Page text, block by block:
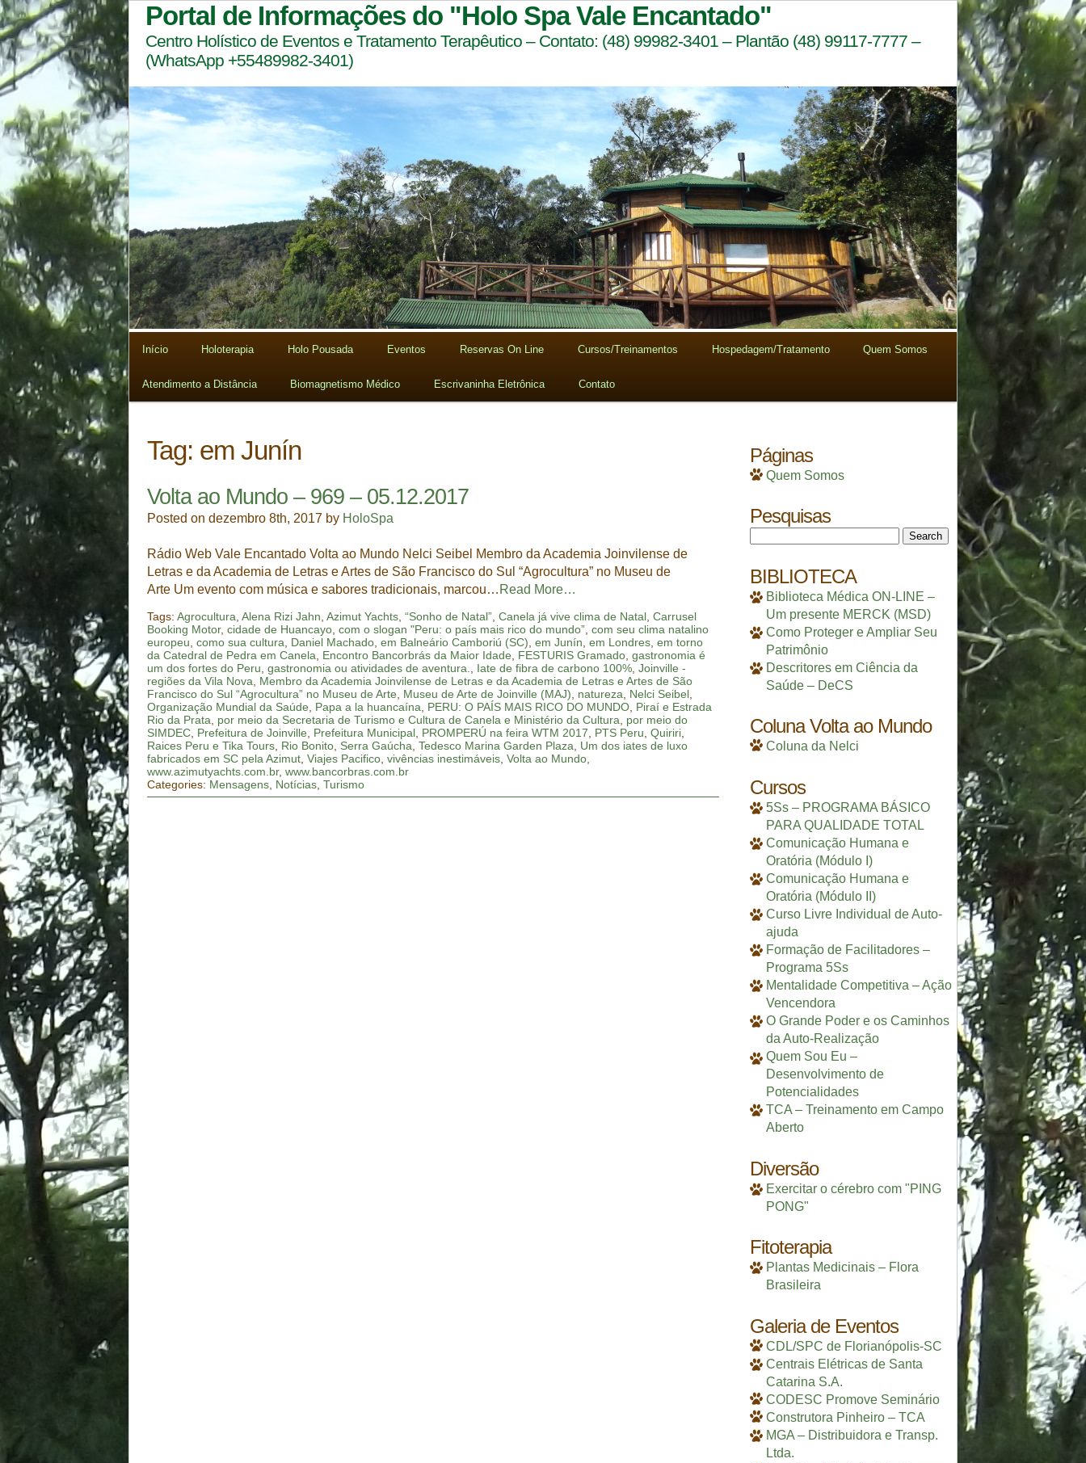
Portal de Informações do "Holo Spa Vale Encantado"
Centro Holístico de Eventos e Tratamento Terapêutico – Contato: (48) 99982-3401 – Plantão (48) 99117-7777 –
(WhatsApp +55489982-3401)
Início Holoterapia Holo Pousada Eventos Reservas On Line Cursos/Treinamentos Hospedagem/Tratamento Quem Somos
Atendimento a Distância Biomagnetismo Médico Escrivaninha Eletrônica Contato
Tag: em Junín
Volta ao Mundo – 969 – 05.12.2017
Posted on dezembro 8th, 2017 by HoloSpa
Rádio Web Vale Encantado Volta ao Mundo Nelci Seibel Membro da Academia Joinvilense de
Letras e da Academia de Letras e Artes de São Francisco do Sul “Agrocultura” no Museu de
Arte Um evento com música e sabores tradicionais, marcou… Read More…
Tags:Agrocultura,Alena Rizi Jahn,Azimut Yachts,“Sonho de Natal”,Canela já vive clima de Natal,Carrusel
Booking Motor,cidade de Huancayo,com o slogan "Peru: o país mais rico do mundo”,com seu clima natalino
europeu,como sua cultura, Daniel Machado,em Balneário Camboriú (SC),em Junín,em Londres,em torno
da Catedral de Pedra em Canela, Encontro Bancorbrás da Maior Idade, FESTURIS Gramado,gastronomia é
um dos fortes do Peru,gastronomia ou atividades de aventura., Iate de fibra de carbono 100%,Joinville -
regiões da Vila Nova, Membro da Academia Joinvilense de Letras e da Academia de Letras e Artes de São
Francisco do Sul “Agrocultura” no Museu de Arte, Museu de Arte de Joinville (MAJ), natureza, Nelci Seibel,
Organização Mundial da Saúde, Papa a la huancaína, PERU: O PAÍS MAIS RICO DO MUNDO, Piraí e Estrada
Rio da Prata, por meio da Secretaria de Turismo e Cultura de Canela e Ministério da Cultura, por meio do
SIMDEC, Prefeitura de Joinville, Prefeitura Municipal, PROMPERÚ na feira WTM 2017, PTS Peru,Quiriri,
Raices Peru e Tika Tours, Rio Bonito, Serra Gaúcha,Tedesco Marina Garden Plaza, Um dos iates de luxo
fabricados em SC pela Azimut,Viajes Pacifico,vivências inestimáveis,Volta ao Mundo,
www.azimutyachts.com.br,www.bancorbras.com.br
Categories: Mensagens, Notícias,Turismo
Páginas
Quem Somos
Pesquisas
for:
BIBLIOTECA
Biblioteca Médica ON-LINE –
Um presente MERCK (MSD)
Como Proteger e Ampliar Seu
Patrimônio
Descritores em Ciência da
Saúde – DeCS
Coluna Volta ao Mundo
Coluna da Nelci
Cursos
5Ss – PROGRAMA BÁSICO
PARA QUALIDADE TOTAL
Comunicação Humana e
Oratória (Módulo I)
Comunicação Humana e
Oratória (Módulo II)
Curso Livre Individual de Auto-
ajuda
Formação de Facilitadores –
Programa 5Ss
Mentalidade Competitiva – Ação
Vencendora
O Grande Poder e os Caminhos
da Auto-Realização
Quem Sou Eu –
Desenvolvimento de
Potencialidades
TCA – Treinamento em Campo
Aberto
Diversão
Exercitar o cérebro com "PING
PONG"
Fitoterapia
Plantas Medicinais – Flora
Brasileira
Galeria de Eventos
CDL/SPC de Florianópolis-SC
Centrais Elétricas de Santa
Catarina S.A.
CODESC Promove Seminário
Construtora Pinheiro – TCA
MGA – Distribuidora e Transp.
Ltda.